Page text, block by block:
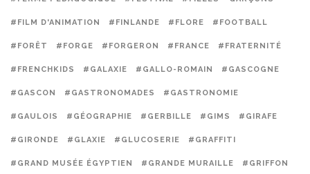
#FILM D'ANIMATION #FINLANDE #FLORE #FOOTBALL
#FORÊT #FORGE #FORGERON #FRANCE #FRATERNITÉ
#FRENCHKIDS #GALAXIE #GALLO-ROMAIN #GASCOGNE
#GASCON #GASTRONOMADES #GASTRONOMIE
#GAULOIS #GÉOGRAPHIE #GERBILLE #GIMS #GIRAFE
#GIRONDE #GLAXIE #GLUCOSERIE #GRAFFITI
#GRAND MUSÉE ÉGYPTIEN #GRANDE MURAILLE #GRIFFON